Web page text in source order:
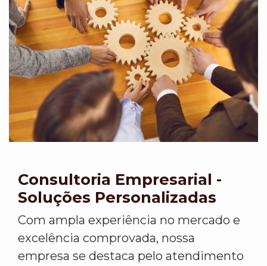
Consultoria Empresarial -
Soluções Personalizadas
Com ampla experiência no mercado e
excelência comprovada, nossa
empresa se destaca pelo atendimento